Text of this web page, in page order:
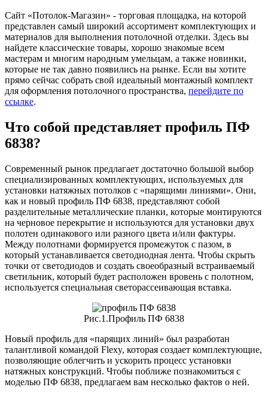
Сайт «Потолок-Магазин» - торговая площадка, на которой
представлен самый широкий ассортимент комплектующих и
материалов для выполнения потолочной отделки. Здесь вы
найдете классические товары, хорошо знакомые всем
мастерам и многим народным умельцам, а также новинки,
которые не так давно появились на рынке. Если вы хотите
прямо сейчас собрать свой идеальный монтажный комплект
для оформления потолочного пространства, перейдите по
ссылке.
Что собой представляет профиль ПФ
6838?
Современный рынок предлагает достаточно большой выбор
специализированных комплектующих, используемых для
установки натяжных потолков с «парящими линиями». Они,
как и новый профиль ПФ 6838, представляют собой
разделительные металлические планки, которые монтируются
на черновое перекрытие и используются для установки двух
полотен одинакового или разного цвета и/или фактуры.
Между полотнами формируется промежуток с пазом, в
который устанавливается светодиодная лента. Чтобы скрыть
точки от светодиодов и создать своеобразный встраиваемый
светильник, который будет расположен вровень с полотном,
используется специальная светорассеивающая вставка.
Рис.1.Профиль ПФ 6838
Новый профиль для «парящих линий» был разработан
талантливой командой Flexy, которая создает комплектующие,
позволяющие облегчить и ускорить процесс установки
натяжных конструкций. Чтобы поближе познакомиться с
моделью ПФ 6838, предлагаем вам несколько фактов о ней.